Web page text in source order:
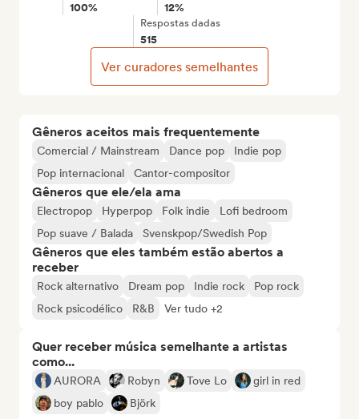
Gêneros aceitos mais frequentemente
Comercial / Mainstream Dance pop
Indie pop
Pop internacional
Cantor-compositor
Gêneros que ele/ela ama
Electropop Hyperpop Folk indie
Lofi bedroom
Pop suave / Balada
Svenskpop/Swedish Pop
Gêneros que eles também estão abertos a
receber
Rock alternativo Dream pop Indie rock
Pop rock
Rock psicodélico
R&B Ver tudo +2
Quer receber música semelhante a artistas
como...
AURORA Robyn Tove Lo
girl in red
boy pablo
Björk
100% 12%
Respostas dadas
515
Ver curadores semelhantes